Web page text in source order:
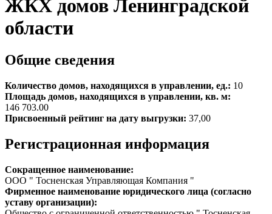
ЖКХ домов Ленинградской
области
Общие сведения
Количество домов, находящихся в управлении, ед.: 10
Площадь домов, находящихся в управлении, кв. м:
146 703.00
Присвоенный рейтинг на дату выгрузки: 37,00
Регистрационная информация
Сокращенное наименование:
OOO " Тосненская Управляющая Компания "
Фирменное наименование юридического лица (согласно
уставу организации):